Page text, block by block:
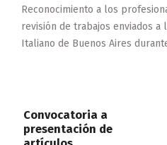
Reconocimiento a los
revisión de trabajos enviados a
Italiano de Buenos Aires
Convocatoria a
presentación de